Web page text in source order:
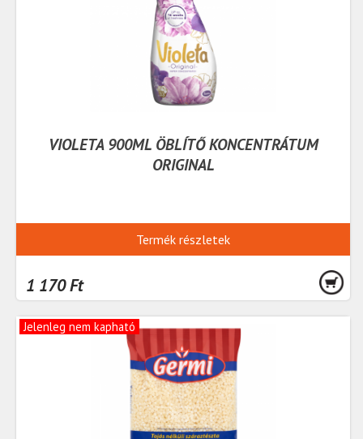
VIOLETA 900ML ÖBLÍTŐ KONCENTRÁTUM
ORIGINAL
Termék részletek
1 170 Ft
Jelenleg nem kapható